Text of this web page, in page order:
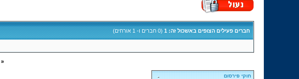
חברים פעילים הצופים באשכול זה: 1 (0 חברים ו- 1 אורחים)
«
חוקי פירסום